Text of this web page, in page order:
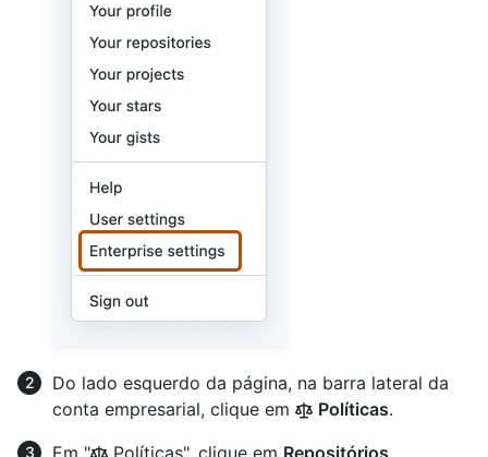
Do lado esquerdo da página, na barra lateral da
conta empresarial, clique em
Políticas.
Em "
Políticas", clique em Repositórios